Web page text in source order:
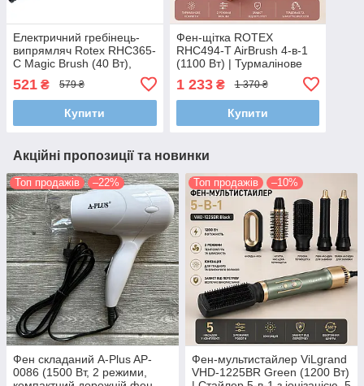
Електричний гребінець-
випрямляч Rotex RHC365-
C Magic Brush (40 Вт),
Classic Blue
521 ₴ 579 ₴
Купити
Фен-щітка ROTEX
RHC494-T AirBrush 4-в-1
(1100 Вт) | Турмалінове
покриття, плойка, гребінці
та поворотний шнур 360°
1 233₴ 1 370 ₴
Купити
Акційні пропозиції та новинки
Топ продажів –22%
Фен складаний A-Plus AP-
0086 (1500 Вт, 2 режими,
Топ продажів –10%
Фен-мультистайлер ViLgrand
VHD-1225BR Green (1200 Вт)